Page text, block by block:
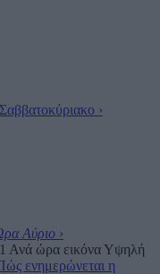
Σαββατοκύριακο ›
Αύριο ›
Ανά ώρα εικόναΥψηλή
ενημερώνεται η